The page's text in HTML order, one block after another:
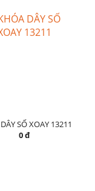
SỐ XOAY 13211
0 đ